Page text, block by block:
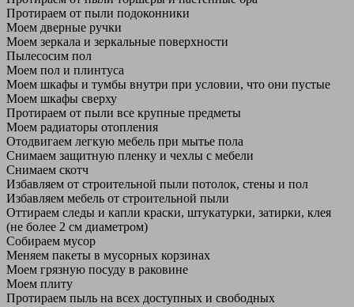
Протираем от пыли подоконники
Моем дверные ручки
Моем зеркала и зеркальные поверхности
Пылесосим пол
Моем пол и плинтуса
Моем шкафы и тумбы внутри при условии, что они пустые
Моем шкафы сверху
Протираем от пыли все крупные предметы
Моем радиаторы отопления
Отодвигаем легкую мебель при мытье пола
Снимаем защитную пленку и чехлы с мебели
Снимаем скотч
Избавляем от строительной пыли потолок, стены и пол
Избавляем мебель от строительной пыли
Оттираем следы и капли краски, штукатурки, затирки, клея
(не более 2 см диаметром)
Собираем мусор
Меняем пакеты в мусорных корзинах
Моем грязную посуду в раковине
Моем плиту
Протираем пыль на всех доступных и свободных